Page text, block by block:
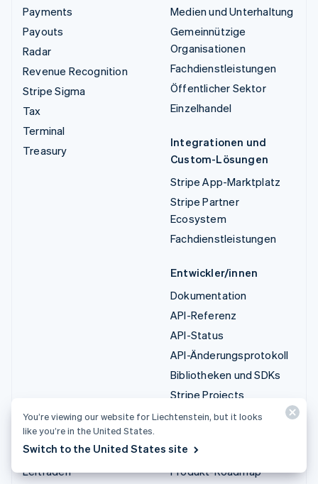
Payments
Payouts
Radar
Revenue Recognition
Stripe Sigma
Tax
Terminal
Treasury
Medien und Unterhaltung
Gemeinnützige
Organisationen
Fachdienstleistungen
Öffentlicher Sektor
Einzelhandel
Integrationen und
Custom-Lösungen
Stripe App-Marktplatz
Stripe Partner
Ecosystem
Fachdienstleistungen
Entwickler/innen
Dokumentation
API-Referenz
API-Status
API-Änderungsprotokoll
Bibliotheken und SDKs
Stripe Projects
Entwickler-Blog
Ressourcen
Leitfäden
Unternehmen
Produkt-Roadmap
You’re viewing our website for Liechtenstein, but it looks
like you’re in the United States.
Switch to the United States site